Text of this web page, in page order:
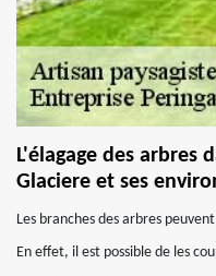
L'élagage des arbres
Glaciere et ses
Les branches des arbres
En effet, il est possible de les